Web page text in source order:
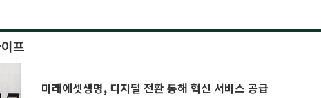
프
미래에셋생명, 디지털 전환 통해 혁신 서비스 공급